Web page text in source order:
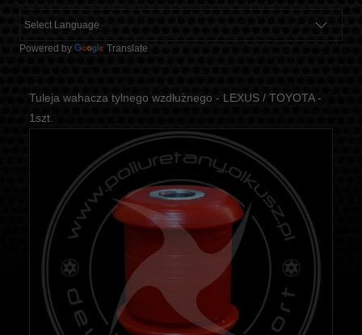
Powered by Translate
Tuleja wahacza tylnego wzdłużnego - LEXUS / TOYOTA -
1szt.